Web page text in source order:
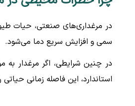
در مرغداری‌های صنعتی، حیات
سمی و افزایش سریع دما می‌شود.
در چنین شرایطی، اگر مرغدار به
استاندارد، این فاصله زمانی